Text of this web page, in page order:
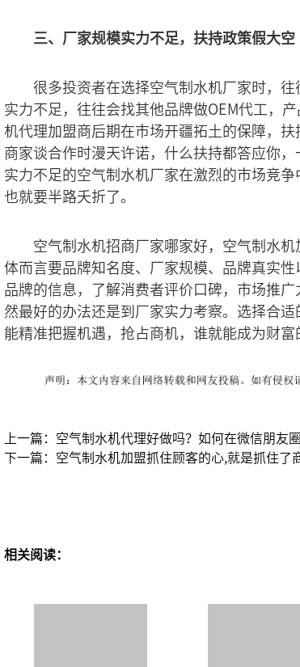
三、厂家规模实力不足，扶持政策假大空
很多投资者在选择空气制水机厂家时，
实力不足，往往会找其他品牌做OEM代工，
机代理加盟商后期在市场开疆拓土的保障，
商家谈合作时漫天许诺，什么扶持都答应你
实力不足的空气制水机厂家在激烈的市场竞
也就要半路夭折了。
空气制水机招商厂家哪家好，空气制水
体而言要品牌知名度、厂家规模、品牌真实
品牌的信息，了解消费者评价口碑，市场推
然最好的办法还是到厂家实力考察。选择合
能精准把握机遇，抢占商机，谁就能成为财富
上一篇：空气制水机代理好做吗？如何在微信朋友
下一篇：空气制水机加盟抓住顾客的心,就是抓住了
相关阅读：